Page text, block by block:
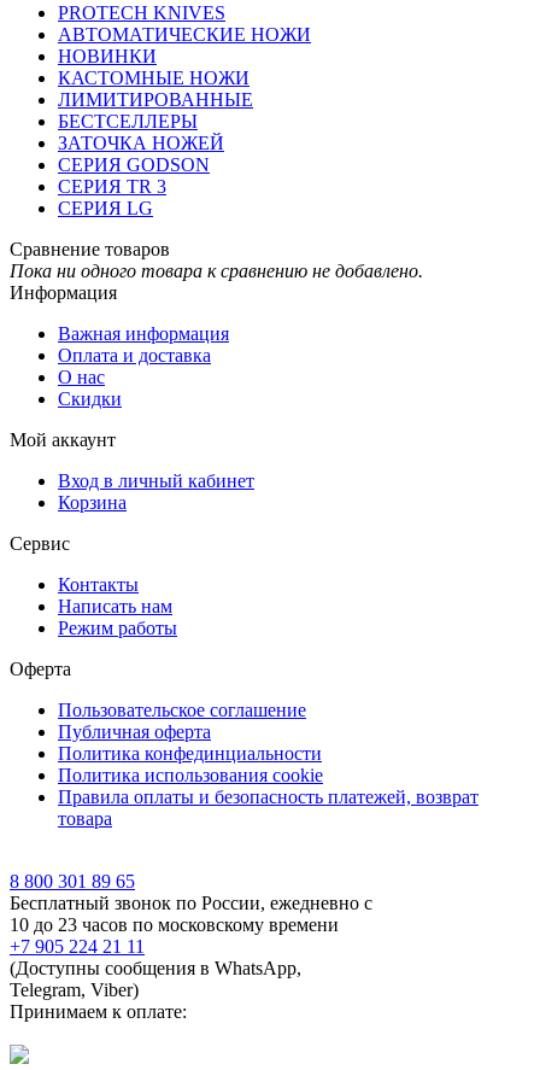
PROTECH KNIVES
АВТОМАТИЧЕСКИЕ НОЖИ
НОВИНКИ
КАСТОМНЫЕ НОЖИ
ЛИМИТИРОВАННЫЕ
БЕСТСЕЛЛЕРЫ
ЗАТОЧКА НОЖЕЙ
СЕРИЯ GODSON
СЕРИЯ TR 3
СЕРИЯ LG
Сравнение товаров
Пока ни одного товара к сравнению не добавлено.
Информация
Важная информация
Оплата и доставка
О нас
Скидки
Мой аккаунт
Вход в личный кабинет
Корзина
Сервис
Контакты
Написать нам
Режим работы
Оферта
Пользовательское соглашение
Публичная оферта
Политика конфединциальности
Политика использования cookie
Правила оплаты и безопасность платежей, возврат
товара
8 800 301 89 65
Бесплатный звонок по России, ежедневно с
10 до 23 часов по московскому времени
+7 905 224 21 11
(Доступны сообщения в WhatsApp,
Telegram, Viber)
Принимаем к оплате: